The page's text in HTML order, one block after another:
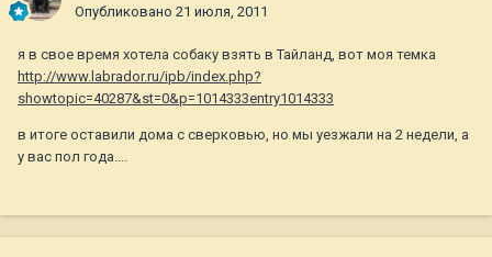
Опубликовано 21 июля, 2011
я в свое время хотела собаку взять в Тайланд, вот моя темка
http://www.labrador.ru/ipb/index.php?
showtopic=40287&st=0&p=1014333entry1014333
в итоге оставили дома с сверковью, но мы уезжали на 2 недели, а
у вас пол года....